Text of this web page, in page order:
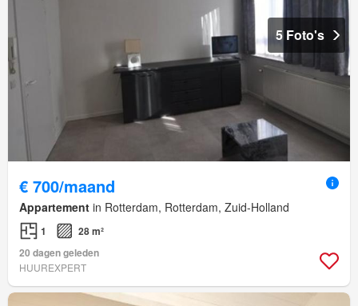
5 Foto's
€ 700/maand
Appartement in Rotterdam, Rotterdam, Zuid-Holland
1
28 m²
20 dagen geleden
HUUREXPERT